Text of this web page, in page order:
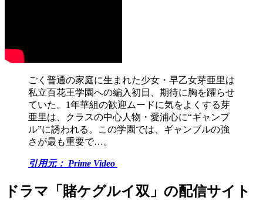
ごく普通の家庭に生まれた少女・早乙女芽亜里は
私立百花王学園への編入初日、期待に胸を躍らせ
ていた。1年華組の歓迎ムードに気をよくする芽
亜里は、クラスの中心人物・愛浦心に“ギャンブ
ル”に誘われる。この学園では、ギャンブルの強
さが最も重要で…。
引用元： Prime Video
ドラマ「賭ケグルイ双」の配信サイト